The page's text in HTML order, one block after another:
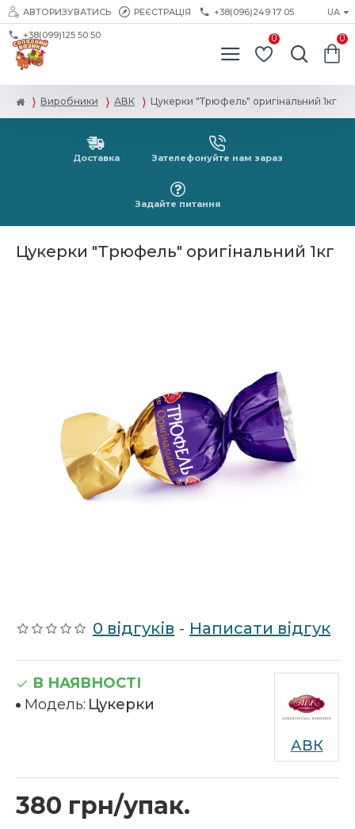
АВТОРИЗУВАТИСЬ РЕЄСТРАЦІЯ +38(096)249 17 05
+38(099)125 50 50
UA
0 0
Виробники АВК Цукерки "Трюфель" оригінальний 1кг
Доставка Зателефонуйте нам зараз
Задайте питання
Цукерки "Трюфель" оригінальний 1кг
0 відгуків - Написати відгук
380 грн/упак.
В НАЯВНОСТІ
Модель: Цукерки
АВК